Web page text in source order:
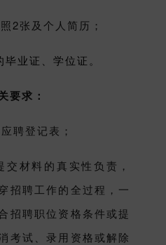
2张及个人简历；
业证、学位证。
要求：
聘登记表；
材料的真实性负责，
招聘工作的全过程，一
招聘职位资格条件或提
考试、录用资格或解除